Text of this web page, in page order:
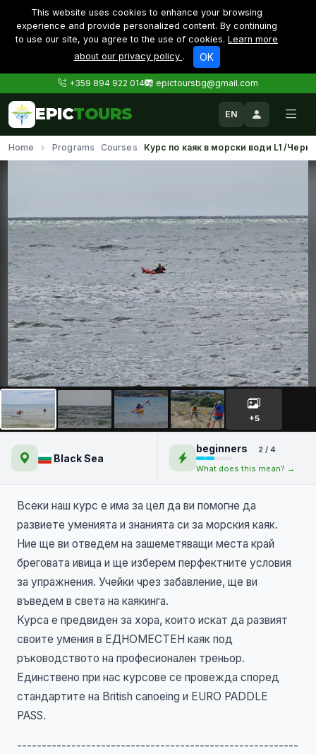
This website uses cookies to enhance your browsing
experience and provide personalized content. By continuing
to use our site, you agree to the use of cookies. Learn more
about our privacy policy . OK
+359 894 922 014 epictoursbg@gmail.com
EPICTOURS EN
Home Programs Courses Курс по каяк в морски води L1 /
Курс по каяк в морски води
L1 /Черно Море/
+5
Black Sea
beginners
2 / 4
What does this mean? →
Всеки наш курс е има за цел да ви помогне да
развиете уменията и знанията си за морския каяк.
Ние ще ви отведем на зашеметяващи места край
бреговата ивица и ще изберем перфектните условия
за упражнения. Учейки чрез забавление, ще ви
въведем в света на каякинга.
Курса е предвиден за хора, които искат да развият
своите умения в ЕДНОМЕСТЕН каяк под
ръководството на професионален треньор.
Единствено при нас курсове се провежда според
стандартите на British canoeing и EURO PADDLE
PASS.
---------------------------------------------------------